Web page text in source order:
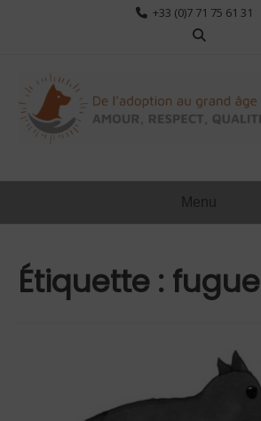
+33 (0)7 71 75 61 31
Menu
Étiquette : fugue